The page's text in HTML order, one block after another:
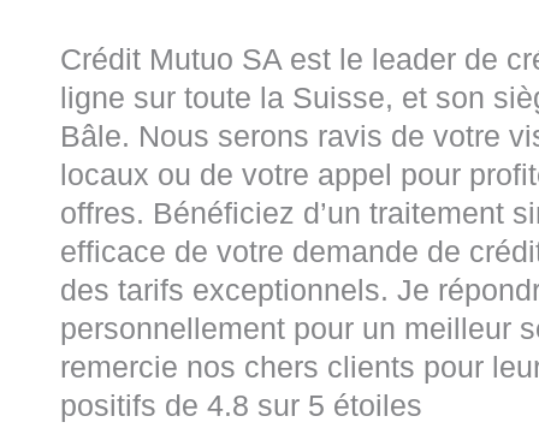
Crédit Mutuo SA est le leader de
ligne sur toute la Suisse, et son
Bâle. Nous serons ravis de votre
locaux ou de votre appel pour
offres. Bénéficiez d’un traitement
efficace de votre demande de
des tarifs exceptionnels. Je
personnellement pour un meilleur
remercie nos chers clients pour
positifs de 4.8 sur 5 étoiles